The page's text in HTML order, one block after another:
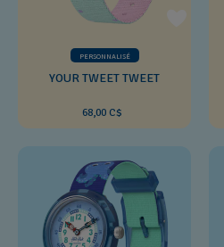
PERSONNALISÉ
YOUR TWEET TWEET
68,00 C$